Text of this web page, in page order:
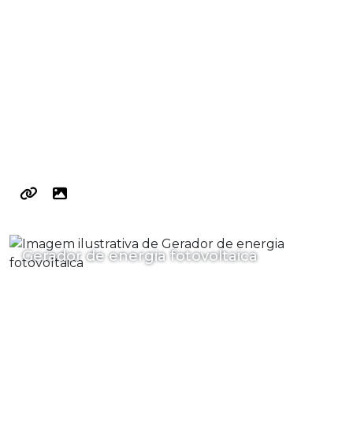
Gerador de energia fotovoltaica